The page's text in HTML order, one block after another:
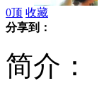
0顶 收藏
分享到：
简介：